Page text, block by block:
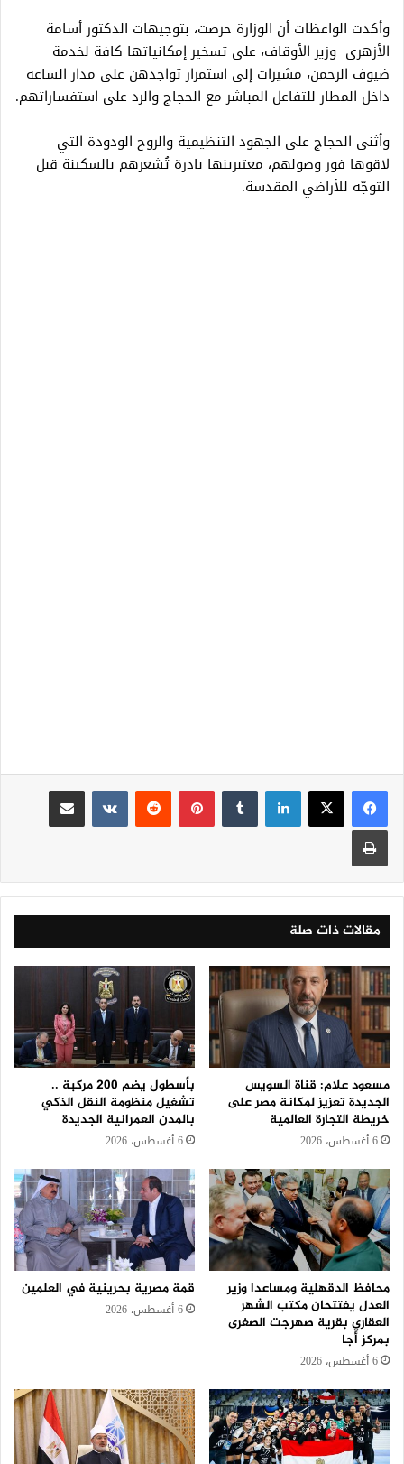
وأكدت الواعظات أن الوزارة حرصت، بتوجيهات الدكتور أسامة
الأزهرى وزير الأوقاف، على تسخير إمكانياتها كافة لخدمة
ضيوف الرحمن، مشيرات إلى استمرار تواجدهن على مدار الساعة
داخل المطار للتفاعل المباشر مع الحجاج والرد على استفساراتهم.
وأثنى الحجاج على الجهود التنظيمية والروح الودودة التي
لاقوها فور وصولهم، معتبرينها بادرة تُشعرهم بالسكينة قبل
التوجّه للأراضي المقدسة.
لينكدإن بينتيريست
مقالات ذات صلة
مسعود علام: قناة السويس
الجديدة تعزيز لمكانة مصر على
خريطة التجارة العالمية
6 أغسطس، 2026
بأسطول يضم 200 مركبة ..
تشغيل منظومة النقل الذكي
بالمدن العمرانية الجديدة
6 أغسطس، 2026
محافظ الدقهلية ومساعدا وزير
العدل يفتتحان مكتب الشهر
العقاري بقرية صهرجت الصغرى
بمركز أجا
6 أغسطس، 2026
قمة مصرية بحرينية في العلمين
6 أغسطس، 2026